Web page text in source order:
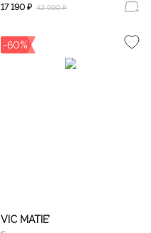
17 190 ₽ 42 990 ₽
-60%
VIC MATIE’